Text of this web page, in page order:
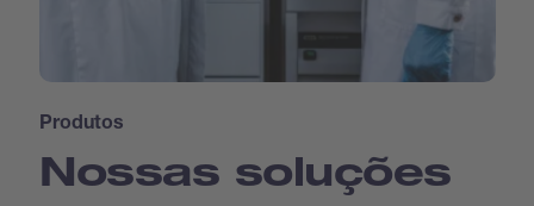
Produtos
Nossas soluções